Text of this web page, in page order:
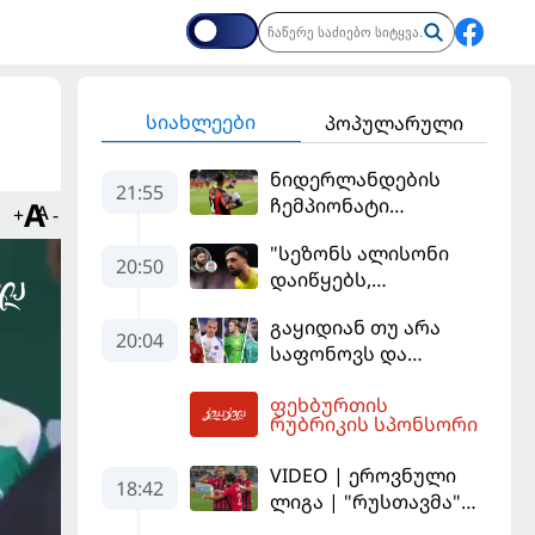
+ -
სიახლეები პოპულარული
21:55
ნიდერლანდების
ჩემპიონატი
გაიხსნა - ის მატჩის
MVP გახდა
20:50
"სეზონს ალისონი
დაიწყებს,
შანსის
გამოსაყენებლად
სჭირდება,
რომელსაც 100%-ით
მიიღებს" - განაცხადა
"ლივერპულის"
ყოფილმა მეკარემ
20:04
გაყიდიან თუ არა
საფონოვს და
იქნება პსჟ-ს
ძირითადი მეკარე?
ფეხბურთის
რუბრიკის სპონსორი
18:42
VIDEO | ეროვნული
ლიგა | "რუსთავმა"